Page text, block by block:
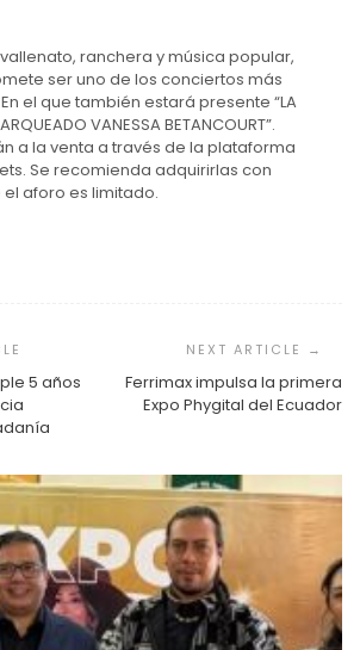
ranchera y música popular,
ser uno de los conciertos más
el que también estará presente “LA
VANESSA BETANCOURT”.
a la venta a través de la plataforma
Se recomienda adquirirlas con
aforo es limitado.
5 años
Ferrimax impulsa la primera
Expo Phygital del Ecuador